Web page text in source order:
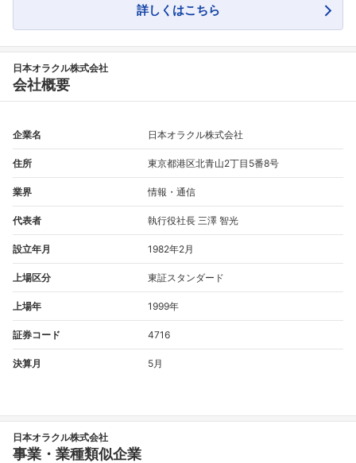
詳しくはこちら
日本オラクル株式会社
会社概要
企業名 日本オラクル株式会社
住所 東京都港区北青山2丁目5番8号
業界 情報・通信
代表者 執行役社長 三澤 智光
設立年月 1982年2月
上場区分 東証スタンダード
上場年 1999年
証券コード 4716
決算月 5月
日本オラクル株式会社
事業・業種類似企業